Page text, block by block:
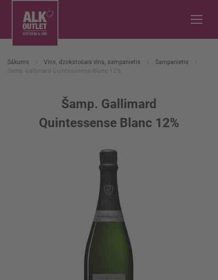
Sākums Vīns, dzirkstošais vīns, šampanietis
Šampanietis
Šamp. Gallimard Quintessense Blanc 12%
Šamp. Gallimard
Quintessense Blanc 12%